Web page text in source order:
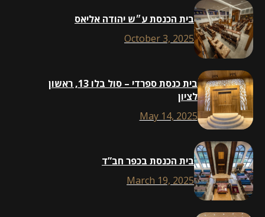
בית הכנסת ע״ש יהודה אליאס
October 3, 2025
בית כנסת ספרדי – סול בלו 13, ראשון
לציון
May 14, 2025
בית הכנסת בכפר חב”ד
March 19, 2025